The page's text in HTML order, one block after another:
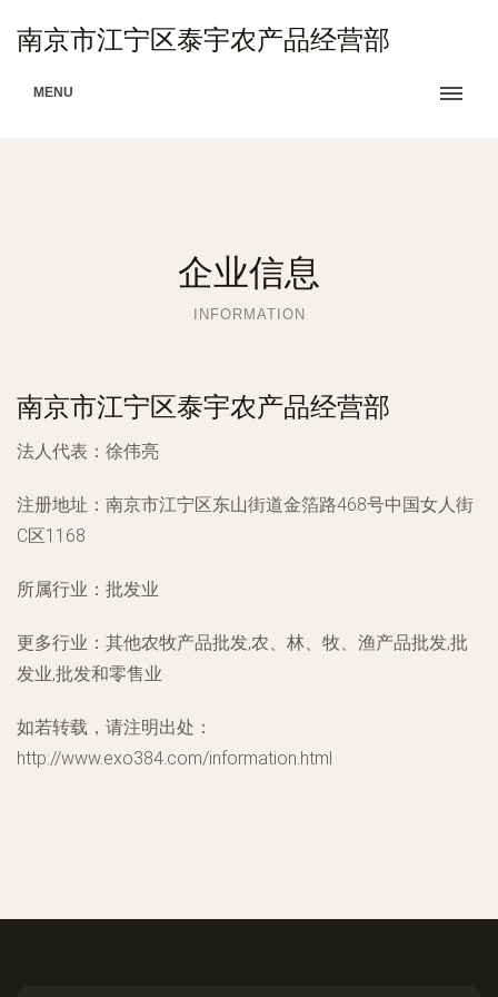
南京市江宁区泰宇农产品经营部
MENU
企业信息
INFORMATION
南京市江宁区泰宇农产品经营部
法人代表： 徐伟亮
注册地址： 南京市江宁区东山街道金箔路468号中国女人街
C区1168
所属行业： 批发业
更多行业： 其他农牧产品批发,农、林、牧、渔产品批发,批
发业,批发和零售业
如若转载，请注明出处：
http://www.exo384.com/information.html